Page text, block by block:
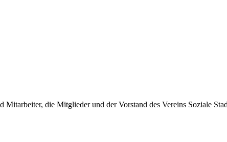
die Mitglieder und der Vorstand des Vereins Soziale